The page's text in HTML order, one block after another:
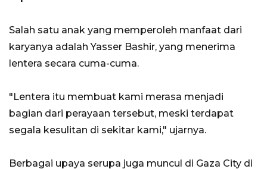
Salah satu anak yang memperoleh manfaat dari
karyanya adalah Yasser Bashir, yang menerima
lentera secara cuma-cuma.
"Lentera itu membuat kami merasa menjadi
bagian dari perayaan tersebut, meski terdapat
segala kesulitan di sekitar kami," ujarnya.
Berbagai upaya serupa juga muncul di Gaza City di